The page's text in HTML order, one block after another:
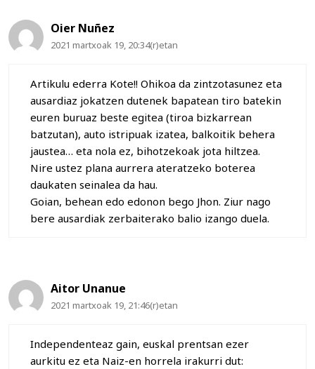
Oier Nuñez
2021 martxoak 19, 20:34(r)etan
Artikulu ederra Kote!! Ohikoa da zintzotasunez eta
ausardiaz jokatzen dutenek bapatean tiro batekin
euren buruaz beste egitea (tiroa bizkarrean
batzutan), auto istripuak izatea, balkoitik behera
jaustea… eta nola ez, bihotzekoak jota hiltzea.
Nire ustez plana aurrera ateratzeko boterea
daukaten seinalea da hau.
Goian, behean edo edonon bego Jhon. Ziur nago
bere ausardiak zerbaiterako balio izango duela.
Aitor Unanue
2021 martxoak 19, 21:46(r)etan
Independenteaz gain, euskal prentsan ezer
aurkitu ez eta Naiz-en horrela irakurri dut: